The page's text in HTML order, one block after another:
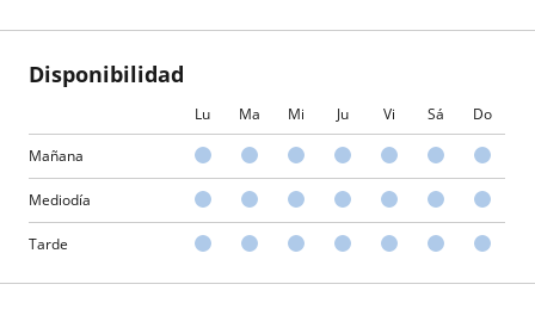
Disponibilidad
Lu Ma Mi Ju Vi Sá Do
Mañana
Mediodía
Tarde